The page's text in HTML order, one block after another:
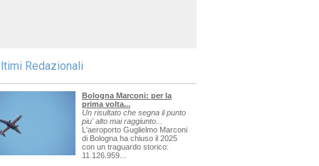
Redazionali
Bologna Marconi: per la
prima volta...
Un risultato che segna il punto
piu' alto mai raggiunto...
L'aeroporto Guglielmo Marconi
di Bologna ha chiuso il 2025
con un traguardo storico:
11.126.959...